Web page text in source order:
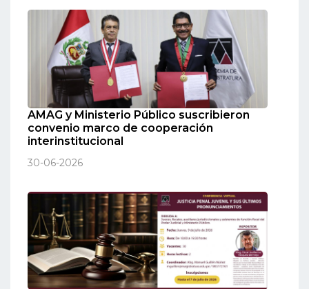
AMAG y Ministerio Público suscribieron
convenio marco de cooperación
interinstitucional
30-06-2026